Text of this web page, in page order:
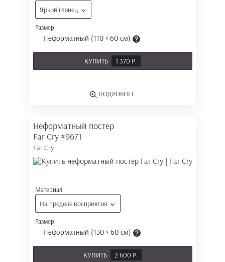
Яркий глянец
Размер
Неформатный (110 × 60 см)
КУПИТЬ 1 370 Р.
ПОДРОБНЕЕ
Неформатный постер
Far Cry #9671
Far Cry
Материал
На пределе восприятия
Размер
Неформатный (130 × 60 см)
КУПИТЬ 2 600 Р.